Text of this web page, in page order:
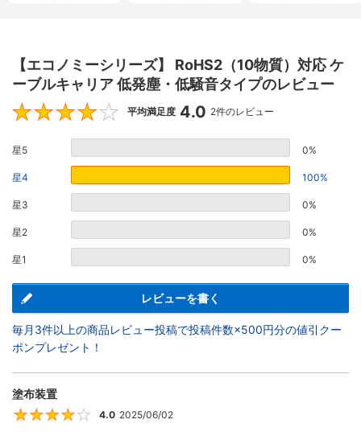
【エコノミーシリーズ】 RoHS2（10物質）対応 ケ
ーブルキャリア 低発塵・低騒音タイプのレビュー
4
平均満足度 4.0 2件のレビュー
星5 0%
星4 100%
星3 0%
星2 0%
星1 0%
レビューを書く
毎月3件以上の商品レビュー投稿で投稿件数×500円分の値引クー
ポンプレゼント！
塗布装置
4
4.0 2025/06/02